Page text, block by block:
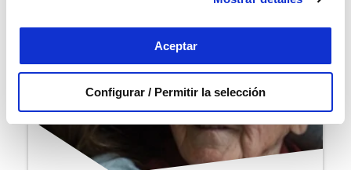
Aceptar
Configurar / Permitir la selección